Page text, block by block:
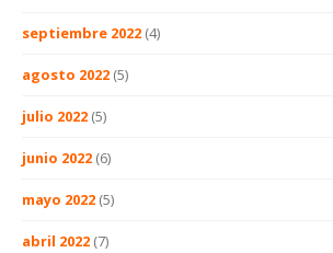
septiembre 2022 (4)
agosto 2022 (5)
julio 2022 (5)
junio 2022 (6)
mayo 2022 (5)
abril 2022 (7)